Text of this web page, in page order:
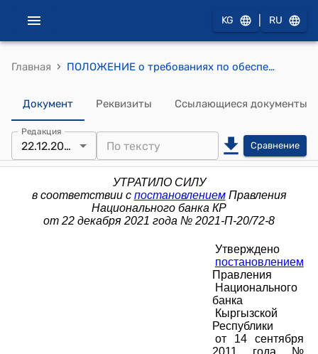
KG RU
Главная › ПОЛОЖЕНИЕ о требованиях по обеспечению информационной безопасности в коммерческих банках Кыргызской Республики (утверждено постановлением Правления Национального банка Кыргызской Республики от 14 сентября 2011 года № 52/12)
Документ Реквизиты Ссылающиеся документы
Редакция
22.12.2021 Сравнение